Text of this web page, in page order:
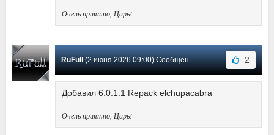
Очень приятно, Царь!
RuFull(2 июня 2026 09:00) Сообщение #1555 2
Добавил 6.0.1.1 Repack elchupacabra
Очень приятно, Царь!